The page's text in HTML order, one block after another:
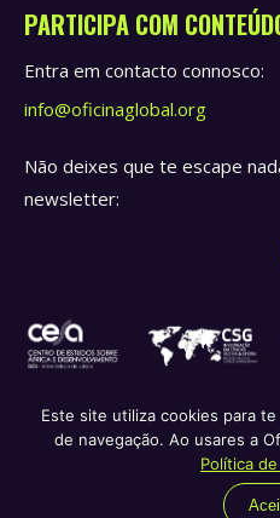
PARTICIPA COM
Entra em contacto connosco:
info@oficinaglobal.org
Não deixes que te escape
newsletter:
Política de privacidade e termos
Este site utiliza cookies para
de navegação. Ao usares a
Política